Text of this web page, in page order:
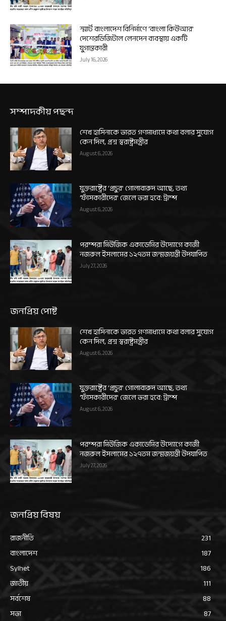
স্মার্ট বাংলাদেশ বিনির্মাণে ‘বাংলা কিউআর’
দেশেরডিজিটাল লেনদেন ব্যবস্থায় একটি
যুগান্তকারী
July 16, 2026
সম্পাদকীয় পছন্দ
শেখ হাসিনাকে ভারত গণমাধ্যমে কথা বলার সুযোগ
কেন দিল, প্রশ্ন স্বরাষ্ট্রমন্ত্রীর
August 6, 2026
যুক্তরাষ্ট্রের ‘প্রচুর’ গোলাবারুদ আছে, তথ্য
‘ফাঁসকারীদের’ জেলে ভরা হবে: ট্রাম্প
August 6, 2026
পরম্পরা মিউজিক একাডেমির উদ্যোগে কাজী
নজরুল ইসলামের ১২৭তম জন্মজয়ন্তী উদযাপিত
July 27, 2026
জনপ্রিয় পোষ্ট
শেখ হাসিনাকে ভারত গণমাধ্যমে কথা বলার সুযোগ
কেন দিল, প্রশ্ন স্বরাষ্ট্রমন্ত্রীর
August 6, 2026
যুক্তরাষ্ট্রের ‘প্রচুর’ গোলাবারুদ আছে, তথ্য
‘ফাঁসকারীদের’ জেলে ভরা হবে: ট্রাম্প
August 6, 2026
পরম্পরা মিউজিক একাডেমির উদ্যোগে কাজী
নজরুল ইসলামের ১২৭তম জন্মজয়ন্তী উদযাপিত
July 27, 2026
জনপ্রিয় বিষয়
রাজনীতি
231
বাংলাদেশ
187
Sylhet
186
জাতীয়
111
সর্বশেষ
88
সভা
87